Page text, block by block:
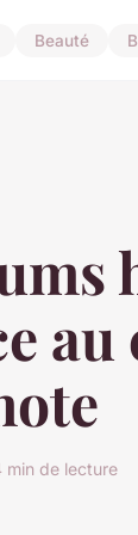
Beauté
de lecture